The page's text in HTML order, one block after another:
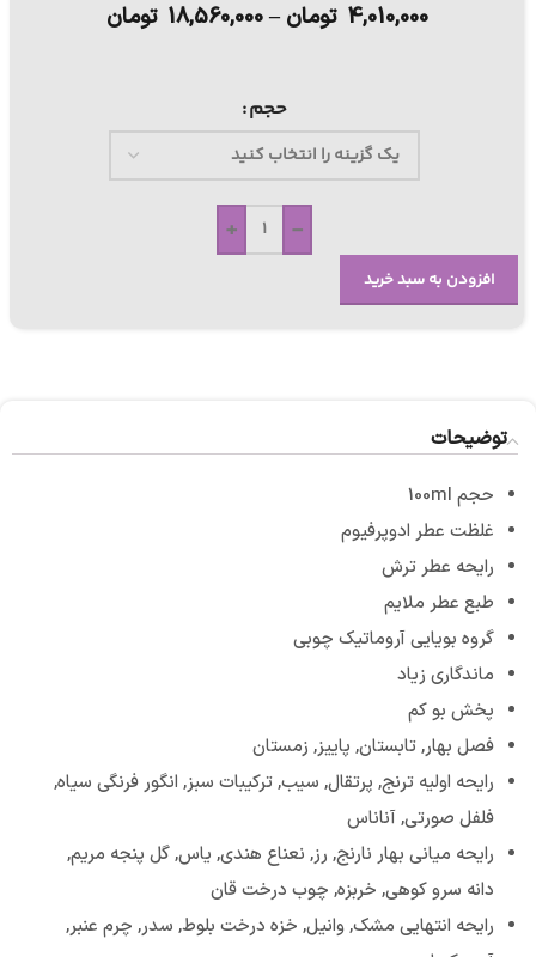
4,010,000 تومان –
18,560,000 تومان
حجم
-
+
افزودن به سبد خرید
توضیحات
حجم 100ml
غلظت عطر ادوپرفیوم
رایحه عطر ترش
طبع عطر ملایم
گروه بویایی آروماتیک چوبی
ماندگاری زیاد
پخش بو کم
فصل بهار, تابستان, پاییز, زمستان
رایحه اولیه ترنج, پرتقال, سیب, ترکیبات سبز, انگور فرنگی سیاه,
فلفل صورتی, آناناس
رایحه میانی بهار نارنج, رز, نعناع هندی, یاس, گل پنجه مریم,
دانه سرو کوهی, خربزه, چوب درخت قان
رایحه انتهایی مشک, وانیل, خزه درخت بلوط, سدر, چرم عنبر,